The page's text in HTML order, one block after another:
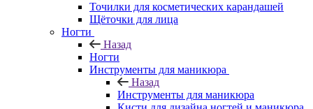
Точилки для косметических карандашей
Щёточки для лица
Ногти
Назад
Ногти
Инструменты для маникюра
Назад
Инструменты для маникюра